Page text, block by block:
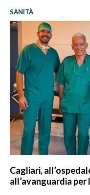
SANITÀ
Cagliari,
all’avanguardia per